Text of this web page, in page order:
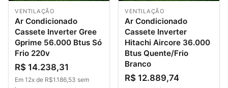
VENTILAÇÃO
Ar Condicionado
Cassete Inverter Gree
Gprime 56.000 Btus Só
Frio 220v
R$ 14.238,31
Em 12x de R$1.186,53 sem
VENTILAÇÃO
Ar Condicionado
Cassete Inverter
Hitachi Aircore 36.000
Btus Quente/Frio
Branco
R$ 12.889,74